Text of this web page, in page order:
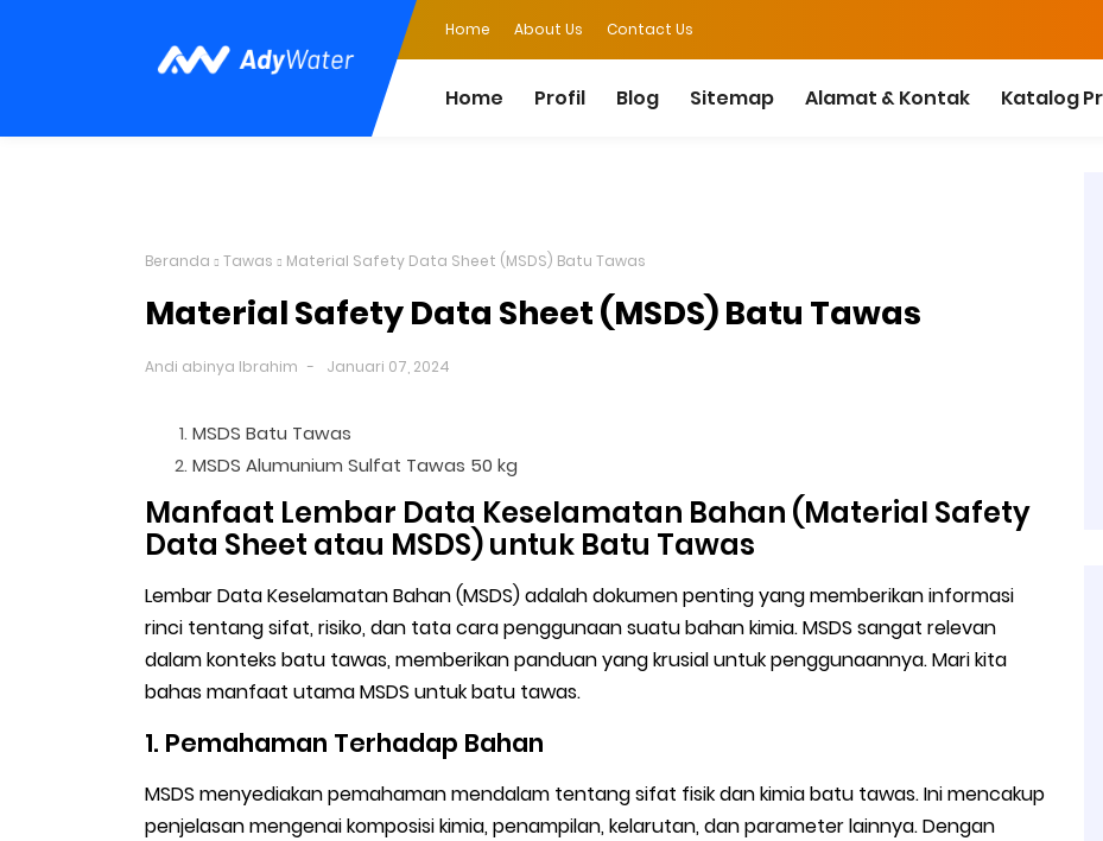
Home About Us Contact Us
Home Profil Blog Sitemap Alamat & Kontak Katalog
Beranda Tawas Material Safety Data Sheet (MSDS) Batu Tawas
Material Safety Data Sheet (MSDS) Batu Tawas
Andi abinya Ibrahim Januari 07, 2024
MSDS Batu Tawas
MSDS Alumunium Sulfat Tawas 50 kg
Manfaat Lembar Data Keselamatan Bahan (Material Safety
Data Sheet atau MSDS) untuk Batu Tawas
Lembar Data Keselamatan Bahan (MSDS) adalah dokumen penting yang memberikan informasi
rinci tentang sifat, risiko, dan tata cara penggunaan suatu bahan kimia. MSDS sangat relevan
dalam konteks batu tawas, memberikan panduan yang krusial untuk penggunaannya. Mari kita
bahas manfaat utama MSDS untuk batu tawas.
1. Pemahaman Terhadap Bahan
MSDS menyediakan pemahaman mendalam tentang sifat fisik dan kimia batu tawas. Ini mencakup
penjelasan mengenai komposisi kimia, penampilan, kelarutan, dan parameter lainnya. Dengan